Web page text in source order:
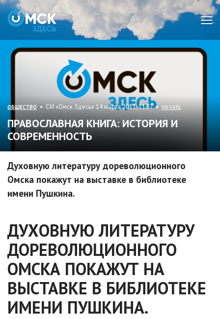
ОБЩЕСТВО • СИ «Омск Здесь» 14 марта 2011, 11:37 • печать
ПРАВОСЛАВНАЯ КНИГА: ИСТОРИЯ И
СОВРЕМЕННОСТЬ
Духовную литературу дореволюционного
Омска покажут на выставке в библиотеке
имени Пушкина.
ДУХОВНУЮ ЛИТЕРАТУРУ
ДОРЕВОЛЮЦИОННОГО
ОМСКА ПОКАЖУТ НА
ВЫСТАВКЕ В БИБЛИОТЕКЕ
ИМЕНИ ПУШКИНА.